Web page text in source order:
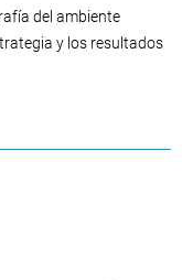
del ambiente
y los resultados